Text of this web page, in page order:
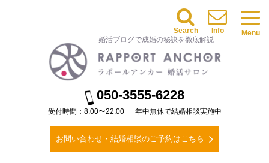
婚活ブログで成婚の秘訣を徹底解説
050-3555-6228
受付時間：8:00〜22:00 年中無休で結婚相談実施中
お問い合わせ・結婚相談のご予約はこちら
Menu
Info
Search